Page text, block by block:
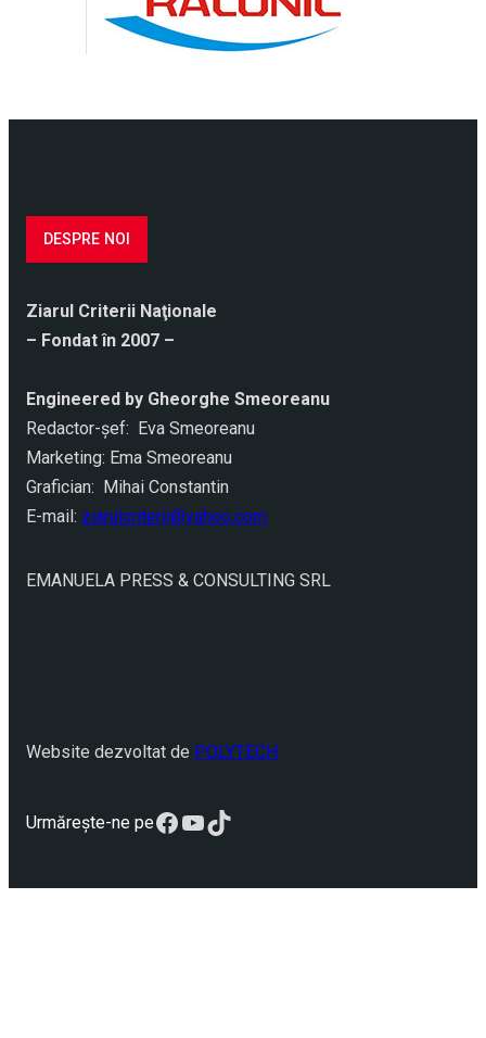
DESPRE NOI
Ziarul Criterii Naţionale
– Fondat în 2007 –
Engineered by Gheorghe Smeoreanu
Redactor-şef: Eva Smeoreanu
Marketing: Ema Smeoreanu
Grafician: Mihai Constantin
E-mail: ziarulcriterii@yahoo.com
EMANUELA PRESS & CONSULTING SRL
Website dezvoltat de POLYTECH
Urmărește-ne peFacebook
YouTube
TikTok